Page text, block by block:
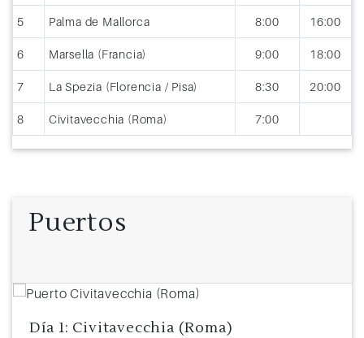
5 Palma de Mallorca 8:00 16:00
6 Marsella (Francia) 9:00 18:00
7 La Spezia (Florencia / Pisa) 8:30 20:00
8 Civitavecchia (Roma) 7:00
Puertos
Día 1: Civitavecchia (Roma)